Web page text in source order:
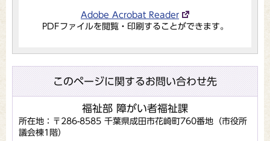
Adobe Acrobat Reader
PDFファイルを閲覧・印刷することができます。
このページに関するお問い合わせ先
福祉部 障がい者福祉課
所在地：〒286-8585 千葉県成田市花崎町760番地（市役所
議会棟1階）